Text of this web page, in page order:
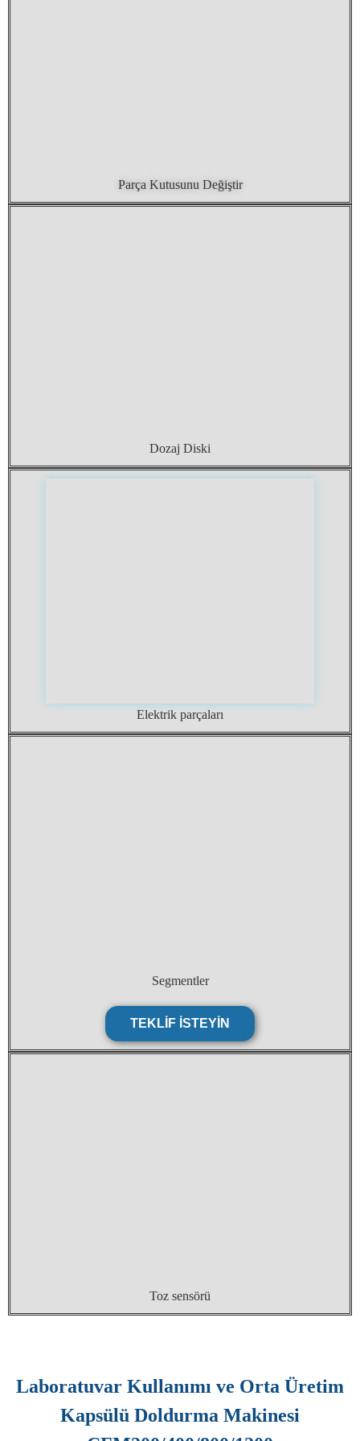
Parça Kutusunu Değiştir
Dozaj Diski
Elektrik parçaları
Segmentler
TEKLIF ISTEYIN
Toz sensörü
Laboratuvar Kullanımı ve Orta Üretim
Kapsülü Doldurma Makinesi